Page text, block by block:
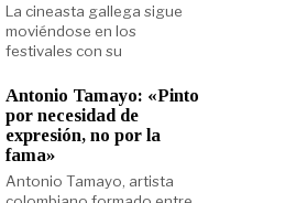
La cineasta gallega sigue
moviéndose en los
festivales con su
Antonio Tamayo: «Pinto
por necesidad de
expresión, no por la
fama»
Antonio Tamayo, artista